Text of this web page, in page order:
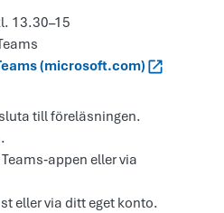
13.30–15
(microsoft.com)
till föreläsningen.
eller via
eller via ditt eget konto.